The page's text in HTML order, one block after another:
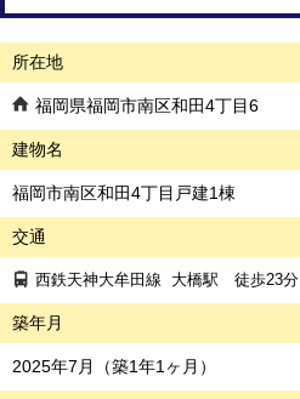
所在地
福岡県福岡市南区和田4丁目6
建物名
福岡市南区和田4丁目戸建1棟
交通
西鉄天神大牟田線 大橋駅 徒歩23分
築年月
2025年7月（築1年1ヶ月）